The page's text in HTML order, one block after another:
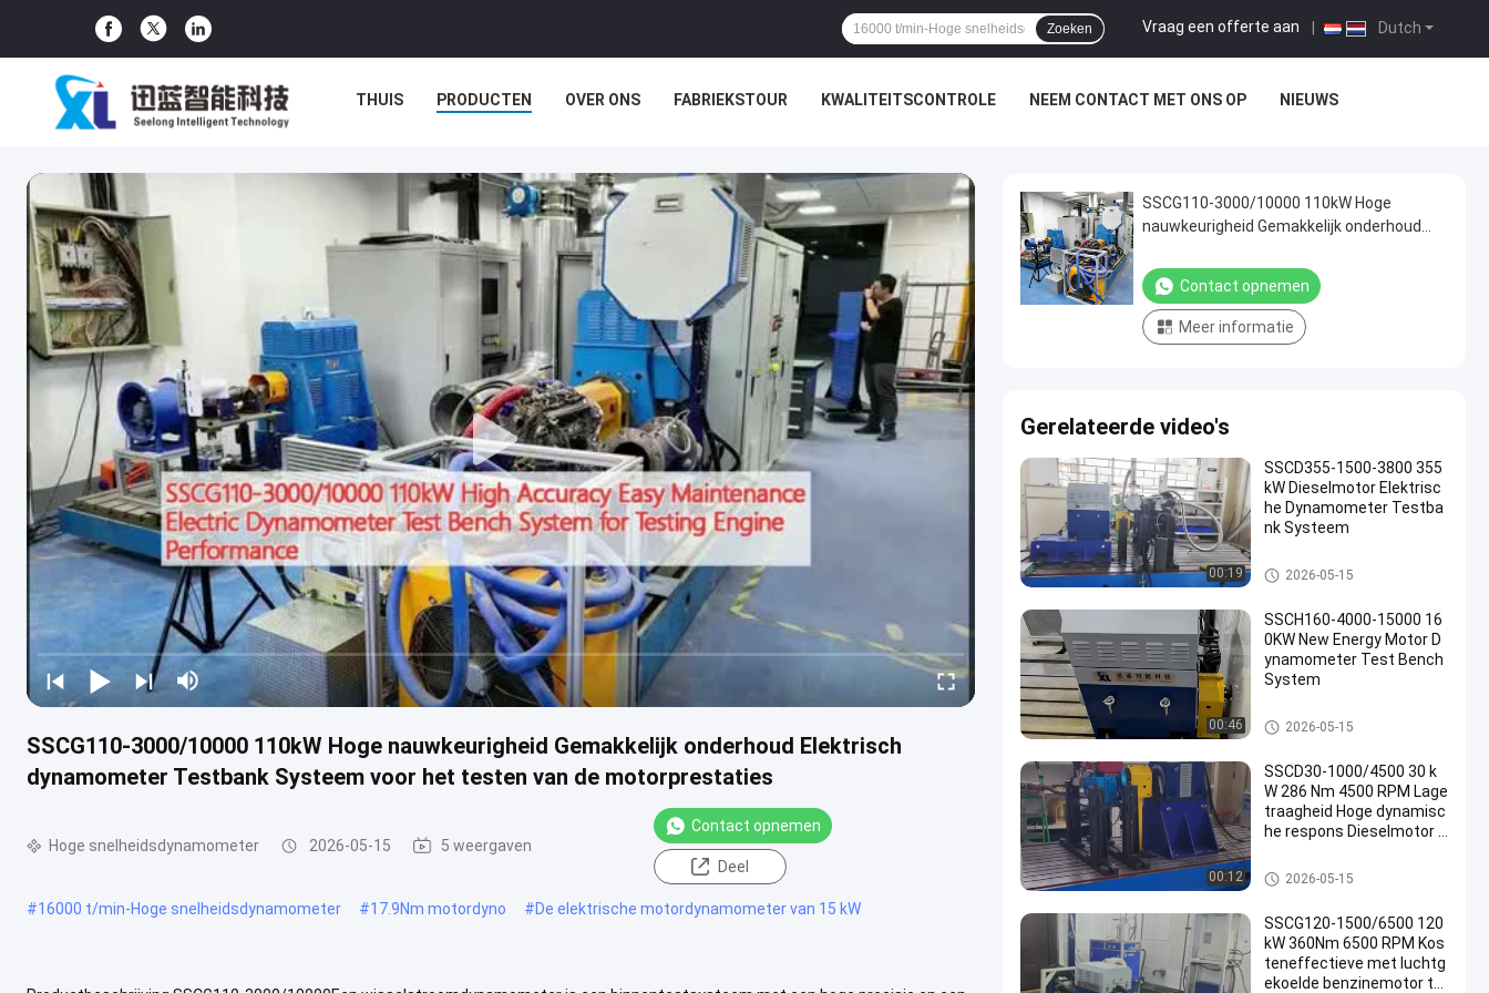
Dutch
Vraag een offerte aan
Zoeken
THUIS PRODUCTEN OVER ONS FABRIEKSTOUR KWALITEITSCONTROLE NEEM CONTACT MET ONS OP NIEUWS
SSCG110-3000/10000 110kW Hoge nauwkeurigheid Gemakkelijk onderhoud Elektrisch
dynamometer Testbank Systeem voor het testen van de motorprestaties
Hoge snelheidsdynamometer 2026-05-15 5 weergaven
Contact opnemen
Deel
#16000 t/min-Hoge snelheidsdynamometer #17.9Nm motordyno #De elektrische motordynamometer van 15 kW
SSCG110-3000/10000 110kW Hoge
nauwkeurigheid Gemakkelijk onderhoud
Systeem voor het testen van de
motorprestaties
Contact opnemen
Meer informatie
Gerelateerde video's
00:19
SSCD355-1500-3800 355
kW Dieselmotor Elektrisc
he Dynamometer Testba
nk Systeem
De Dynamometer van de moto
rtest
2026-05-15
00:46
SSCH160-4000-15000 16
0KW New Energy Motor D
ynamometer Test Bench
System
AC Dynamometer
2026-05-15
00:12
SSCD30-1000/4500 30 k
W 286 Nm 4500 RPM Lage
traagheid Hoge dynamisc
he respons Dieselmotor t
Motorproefbank
2026-05-15
SSCG120-1500/6500 120
kW 360Nm 6500 RPM Kos
teneffectieve met luchtg
ekoelde benzinemotor te